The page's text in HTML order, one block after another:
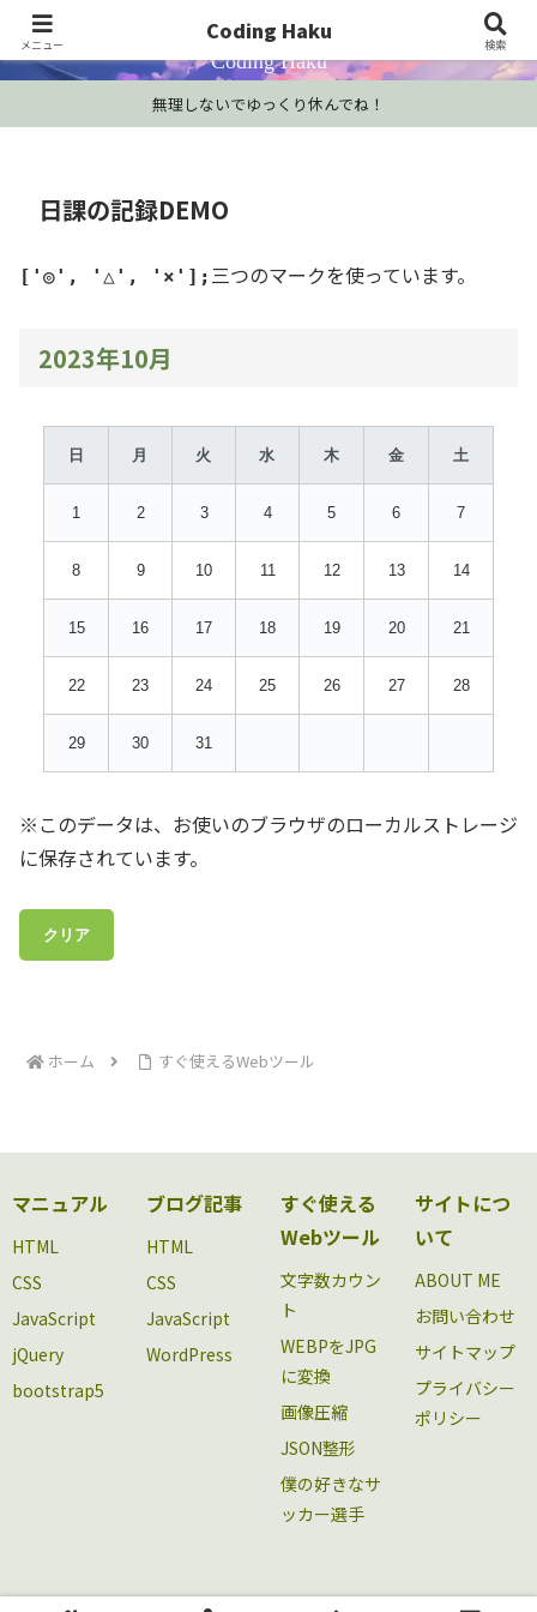
プログラミング学習・開発Tips・技術情報
Coding Haku
無理しないでゆっくり休んでね！
日課の記録DEMO
['◎', '△', '×']; 三つのマークを使っています。
2023年10月
日 月 火 水 木 金 土
1 2 3 4 5 6 7
8 9 10 11 12 13 14
15 16 17 18 19 20 21
22 23 24 25 26 27 28
29 30 31
※このデータは、お使いのブラウザのローカルストレージ
に保存されています。
クリア
ホーム すぐ使えるWebツール
マニュアル
HTML
CSS
JavaScript
jQuery
bootstrap5
ブログ記事
HTML
CSS
JavaScript
WordPress
すぐ使える
Webツール
文字数カウン
ト
WEBPをJPG
に変換
画像圧縮
JSON整形
僕の好きなサ
ッカー選手
サイトにつ
いて
ABOUT ME
お問い合わせ
サイトマップ
プライバシー
ポリシー
メニュー
Coding Haku
検索